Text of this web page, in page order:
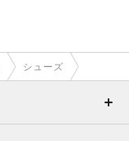
シューズ